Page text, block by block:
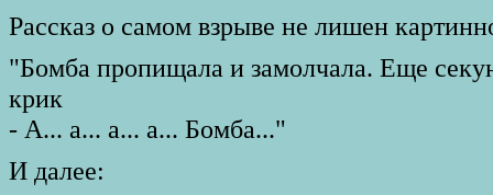
Рассказ о самом взрыве не лишен
"Бомба пропищала и замолчала. Еще
крик
- А... а... а... а... Бомба..."
И далее: